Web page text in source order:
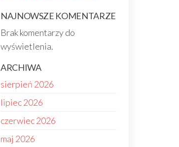
NAJNOWSZE KOMENTARZE
Brak komentarzy do
wyświetlenia.
ARCHIWA
sierpień 2026
lipiec 2026
czerwiec 2026
maj 2026